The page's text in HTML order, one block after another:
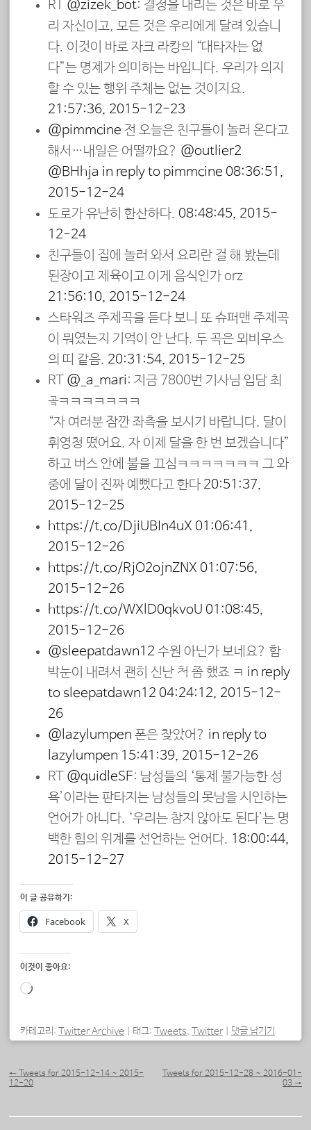
RT @zizek_bot: 결정을 내리는 것은 바로 우
리 자신이고, 모든 것은 우리에게 달려 있습니
다. 이것이 바로 자크 라캉의 “대타자는 없
다”는 명제가 의미하는 바입니다. 우리가 의지
할 수 있는 행위 주체는 없는 것이지요.
21:57:36, 2015-12-23
@pimmcine 전 오늘은 친구들이 놀러 온다고
해서…내일은 어떨까요? @outlier2
@BHhja in reply to pimmcine 08:36:51,
2015-12-24
도로가 유난히 한산하다. 08:48:45, 2015-
12-24
친구들이 집에 놀러 와서 요리란 걸 해 봤는데
된장이고 제육이고 이게 음식인가 orz
21:56:10, 2015-12-24
스타워즈 주제곡을 듣다 보니 또 슈퍼맨 주제곡
이 뭐였는지 기억이 안 난다. 두 곡은 뫼비우스
의 띠 같음. 20:31:54, 2015-12-25
RT @_a_mari: 지금 7800번 기사님 입담 최
곸ㅋㅋㅋㅋㅋㅋㅋ
“자 여러분 잠깐 좌측을 보시기 바랍니다. 달이
휘영청 떴어요. 자 이제 달을 한 번 보겠습니다”
하고 버스 안에 불을 끄심ㅋㅋㅋㅋㅋㅋㅋ 그 와
중에 달이 진짜 예뻤다고 한다 20:51:37,
2015-12-25
https://t.co/DjiUBIn4uX 01:06:41,
2015-12-26
https://t.co/RjO2ojnZNX 01:07:56,
2015-12-26
https://t.co/WXlD0qkvoU 01:08:45,
2015-12-26
@sleepatdawn12 수원 아닌가 보네요? 함
박눈이 내려서 괜히 신난 척 좀 했죠 ㅋ in reply
to sleepatdawn12 04:24:12, 2015-12-
26
@lazylumpen 폰은 찾았어? in reply to
lazylumpen 15:41:39, 2015-12-26
RT @quidleSF: 남성들의 ‘통제 불가능한 성
욕’이라는 판타지는 남성들의 못남을 시인하는
언어가 아니다. ‘우리는 참지 않아도 된다’는 명
백한 힘의 위계를 선언하는 언어다. 18:00:44,
2015-12-27
이 글 공유하기:
Facebook X
이것이 좋아요:
로
중...
카테고리: Twitter Archive 태그: Tweets, Twitter 댓글 남기기
← Tweets for 2015-12-14 ~ 2015-
12-20
Tweets for 2015-12-28 ~ 2016-01-
03 →